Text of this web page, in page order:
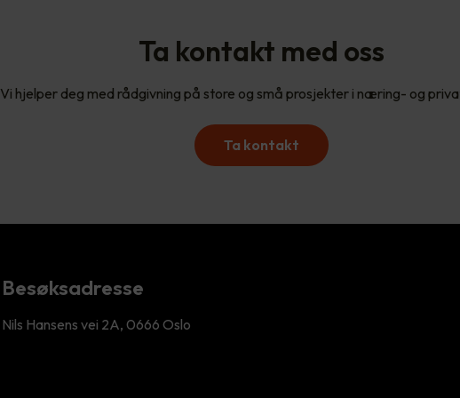
Ta kontakt med oss
Vi hjelper deg med rådgivning på store og små prosjekter i næring- og
Ta kontakt
Besøksadresse
Nils Hansens vei 2A, 0666 Oslo